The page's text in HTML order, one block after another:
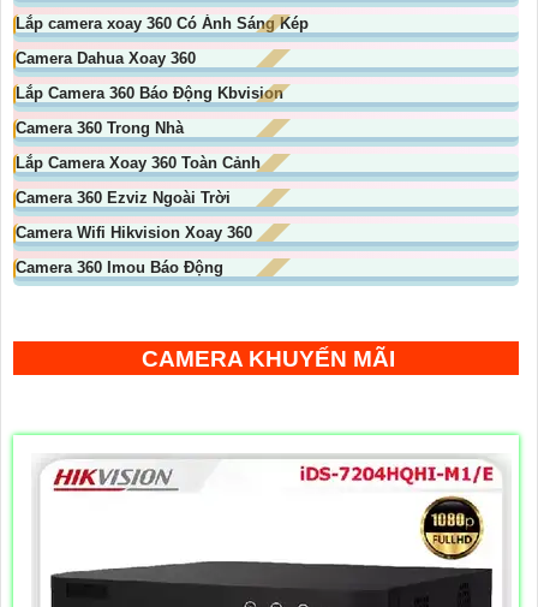
Lắp camera xoay 360 Có Ánh Sáng Kép
Camera Dahua Xoay 360
Lắp Camera 360 Báo Động Kbvision
Camera 360 Trong Nhà
Lắp Camera Xoay 360 Toàn Cảnh
Camera 360 Ezviz Ngoài Trời
Camera Wifi Hikvision Xoay 360
Camera 360 Imou Báo Động
CAMERA KHUYẾN MÃI